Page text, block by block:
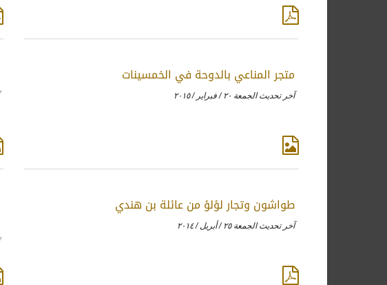
متجر المناعي بالدوحة في الخمسينات
آخر تحديث الجمعة ٢٠ / فبراير / ٢٠١٥
طواشون وتجار لؤلؤ من عائلة بن هندي
آخر تحديث الجمعة ٢٥ / أبريل / ٢٠١٤